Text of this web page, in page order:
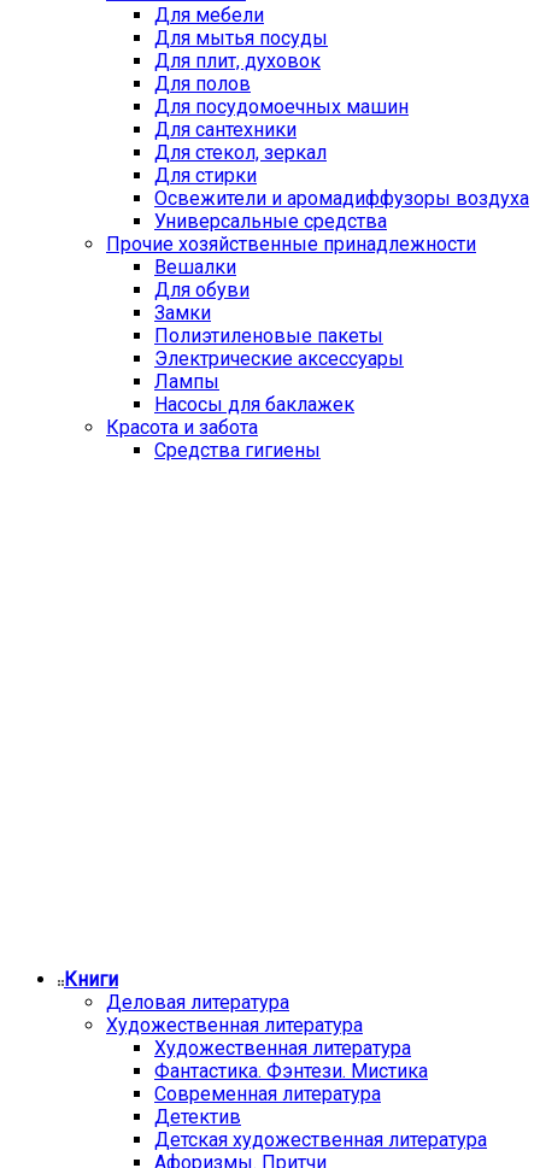
Для мебели
Для мытья посуды
Для плит, духовок
Для полов
Для посудомоечных машин
Для сантехники
Для стекол, зеркал
Для стирки
Освежители и аромадиффузоры воздуха
Универсальные средства
Прочие хозяйственные принадлежности
Вешалки
Для обуви
Замки
Полиэтиленовые пакеты
Электрические аксессуары
Лампы
Насосы для баклажек
Красота и забота
Средства гигиены
Книги
Деловая литература
Художественная литература
Художественная литература
Фантастика. Фэнтези. Мистика
Современная литература
Детектив
Детская художественная литература
Афоризмы. Притчи